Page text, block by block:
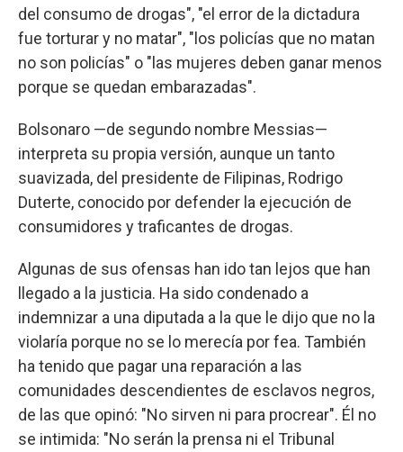
del consumo de drogas", "el error de la dictadura
fue torturar y no matar", "los policías que no matan
no son policías" o "las mujeres deben ganar menos
porque se quedan embarazadas".
Bolsonaro —de segundo nombre Messias—
interpreta su propia versión, aunque un tanto
suavizada, del presidente de Filipinas, Rodrigo
Duterte, conocido por defender la ejecución de
consumidores y traficantes de drogas.
Algunas de sus ofensas han ido tan lejos que han
llegado a la justicia. Ha sido condenado a
indemnizar a una diputada a la que le dijo que no la
violaría porque no se lo merecía por fea. También
ha tenido que pagar una reparación a las
comunidades descendientes de esclavos negros,
de las que opinó: "No sirven ni para procrear". Él no
se intimida: "No serán la prensa ni el Tribunal